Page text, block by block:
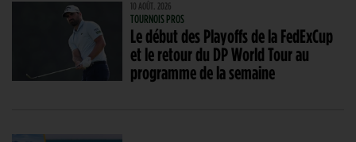
10 AOÛT. 2026
TOURNOIS PROS
Le début des Playoffs de la FedExCup
et le retour du DP World Tour au
programme de la semaine